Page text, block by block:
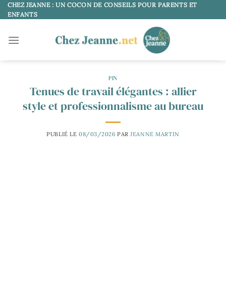
Passer
au
CHEZ JEANNE : UN COCON DE CONSEILS POUR PARENTS ET
ENFANTS
PIN
Tenues de travail élégantes : allier
style et professionnalisme au bureau
PUBLIÉ LE 08/03/2026 PAR JEANNE MARTIN